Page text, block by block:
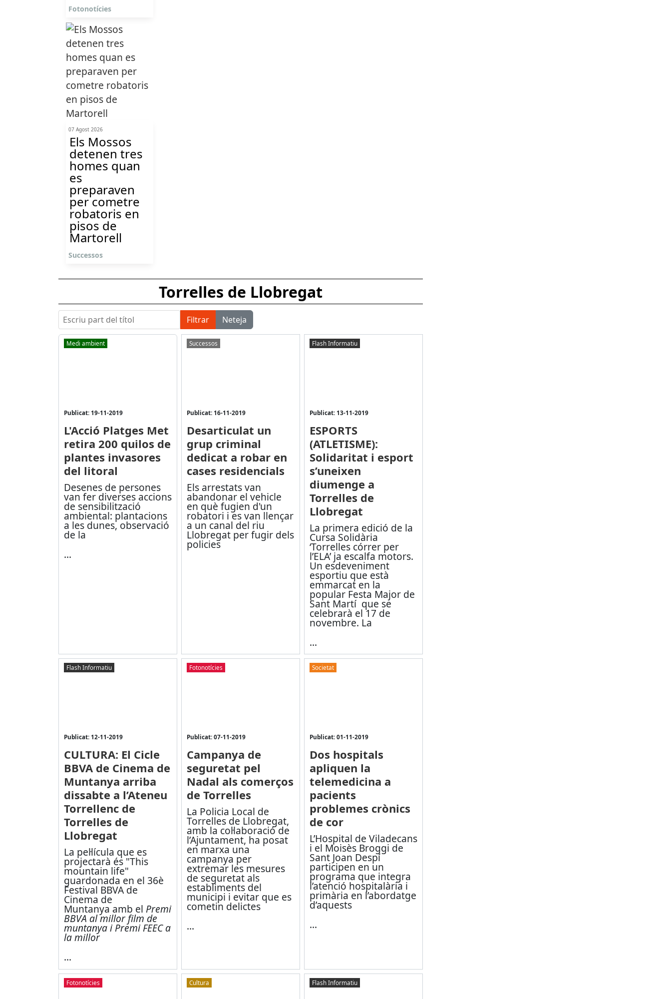
Fotonotícies
07 Agost 2026
Els Mossos
detenen tres
homes quan
es
preparaven
per cometre
robatoris en
pisos de
Martorell
Successos
Torrelles de Llobregat
Escriu part del títol Filtrar Neteja
Medi ambient
Publicat: 19-11-2019
L'Acció Platges Met
retira 200 quilos de
plantes invasores
del litoral
Desenes de persones
van fer diverses accions
de sensibilització
ambiental: plantacions
a les dunes, observació
de la
...
Successos
Publicat: 16-11-2019
Desarticulat un
grup criminal
dedicat a robar en
cases residencials
Els arrestats van
abandonar el vehicle
en què fugien d'un
robatori i es van llençar
a un canal del riu
Llobregat per fugir dels
policies
Flash Informatiu
Publicat: 13-11-2019
ESPORTS
(ATLETISME):
Solidaritat i esport
s’uneixen
diumenge a
Torrelles de
Llobregat
La primera edició de la
Cursa Solidària
‘Torrelles córrer per
l’ELA’ ja escalfa motors.
Un esdeveniment
esportiu que està
emmarcat en la
popular Festa Major de
Sant Martí que se
celebrarà el 17 de
novembre. La
...
Flash Informatiu
Publicat: 12-11-2019
CULTURA: El Cicle
BBVA de Cinema de
Muntanya arriba
dissabte a l’Ateneu
Torrellenc de
Torrelles de
Llobregat
La pel·lícula que es
projectarà és "This
mountain life"
guardonada en el 36è
Festival BBVA de
Cinema de
Muntanya amb el Premi
BBVA al millor film de
muntanya i Premi FEEC a
la millor
...
Fotonotícies
Publicat: 07-11-2019
Campanya de
seguretat pel
Nadal als comerços
de Torrelles
La Policia Local de
Torrelles de Llobregat,
amb la col·laboració de
l’Ajuntament, ha posat
en marxa una
campanya per
extremar les mesures
de seguretat als
establiments del
municipi i evitar que es
cometin delictes
...
Societat
Publicat: 01-11-2019
Dos hospitals
apliquen la
telemedicina a
pacients
problemes crònics
de cor
L’Hospital de Viladecans
i el Moisès Broggi de
Sant Joan Despí
participen en un
programa que integra
l’atenció hospitalària i
primària en l’abordatge
d’aquests
...
Fotonotícies Cultura Flash Informatiu